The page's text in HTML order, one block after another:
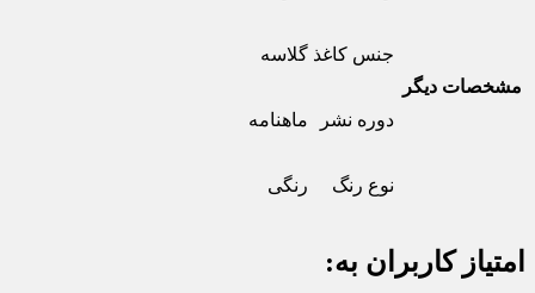
مشخصات دیگر
جنس کاغذ گلاسه
دوره نشر ماهنامه
نوع رنگ رنگی
امتیاز کاربران به: